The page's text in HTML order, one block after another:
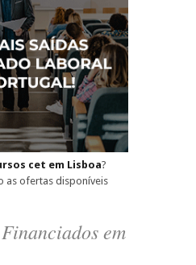
cet em Lisboa?
as ofertas disponíveis
em